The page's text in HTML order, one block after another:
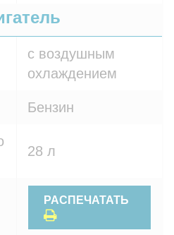
с воздушным
охлаждением
Бензин
28 л
РАСПЕЧАТАТЬ